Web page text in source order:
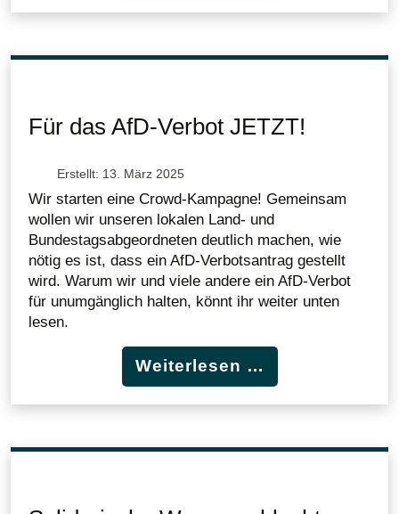
Für das AfD-Verbot JETZT!
Erstellt: 13. März 2025
Wir starten eine Crowd-Kampagne! Gemeinsam
wollen wir unseren lokalen Land- und
Bundestagsabgeordneten deutlich machen, wie
nötig es ist, dass ein AfD-Verbotsantrag gestellt
wird. Warum wir und viele andere ein AfD-Verbot
für unumgänglich halten, könnt ihr weiter unten
lesen.
Weiterlesen …